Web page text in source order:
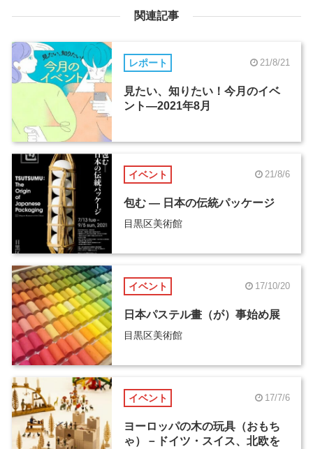
関連記事
レポート 21/8/21
見たい、知りたい！今月のイベ
ント―2021年8月
イベント 21/8/6
包む ― 日本の伝統パッケージ
目黒区美術館
イベント 17/10/20
日本パステル畫（が）事始め展
目黒区美術館
イベント 17/7/6
ヨーロッパの木の玩具（おもち
ゃ）－ドイツ・スイス、北欧を